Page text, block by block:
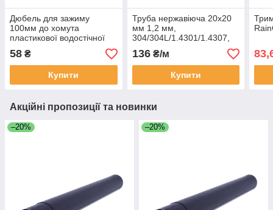
Дюбель для зажиму
100мм до хомута
пластикової водостічної
системи KROP 130\90мм
58 ₴
Купити
Труба нержавіюча 20х20
мм 1,2 мм,
304/304L/1.4301/1.4307,
240G, 6 м матовий
шліфований дзеркальний
136₴/м
Купити
Акційні пропозиції та новинки
–20% –20%